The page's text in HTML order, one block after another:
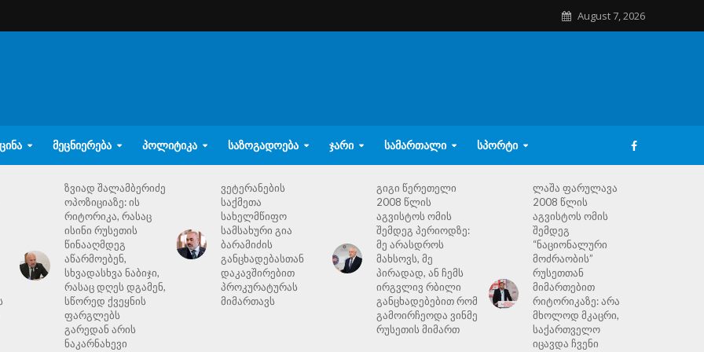
August 7, 2026
ᲛᲔᲪᲜᲘᲔᲠᲔᲑᲐ ᲞᲝᲚᲘᲢᲘᲙᲐ ᲡᲐᲖᲝᲒᲐᲓᲝᲔᲑᲐ ᲯᲐᲠᲘ ᲡᲐᲛᲐᲠᲗᲐᲚᲘ ᲡᲞᲝᲠᲢᲘ
ზვიად შალამბერიძე
ოპოზიციაზე: ის
რიტორიკა, რასაც
ისინი რუსეთის
წინააღმდეგ
აწარმოებენ,
სხვადასხვა ნაბიჯი,
რასაც დღეს დგამენ,
სწორედ ქვეყნის
ფარგლებს
გარედან არის
ნაკარნახევი
ვეტერანების
საქმეთა
სახელმწიფო
სამსახური გია
ბარამიძის
განცხადებასთან
დაკავშირებით
პროკურატურას
მიმართავს
გიგი წერეთელი
2008 წლის
აგვისტოს ომის
შემდეგ პერიოდზე:
მე არასდროს
მახსოვს, მე
პირადად, ან ჩემს
ირგვლივ რბილი
განცხადებებით რომ
გამოირჩეოდა ვინმე
რუსეთის მიმართ
ლაშა ფარულავა
2008 წლის
აგვისტოს ომის
შემდეგ
“ნაციონალური
მოძრაობის”
რუსეთთან
მიმართებით
რიტორიკაზე: არა
მხოლოდ მკაცრი,
საქართველო
იცავდა ჩვენი